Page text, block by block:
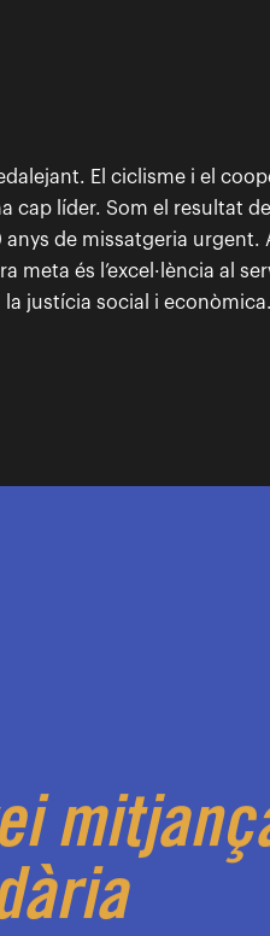
El ciclisme i el
cap líder. Som el resultat
de missatgeria urgent.
meta és l’excel·lència al
justícia social i econòmica.